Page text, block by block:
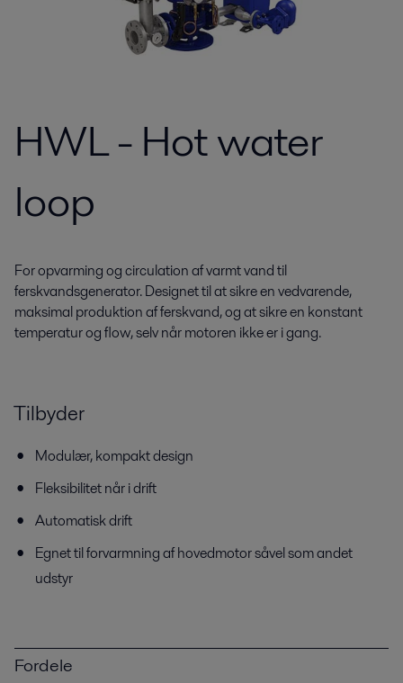
HWL - Hot water
loop
For opvarming og circulation af varmt vand til
ferskvandsgenerator. Designet til at sikre en vedvarende,
maksimal produktion af ferskvand, og at sikre en konstant
temperatur og flow, selv når motoren ikke er i gang.
Tilbyder
Modulær, kompakt design
Fleksibilitet når i drift
Automatisk drift
Egnet til forvarmning af hovedmotor såvel som andet
udstyr
Fordele